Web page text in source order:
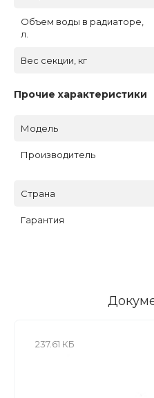
Объем воды в радиаторе,
л.
Вес секции, кг
Прочие характеристики
Модель
Производитель
Страна
Гарантия
237.61 КБ